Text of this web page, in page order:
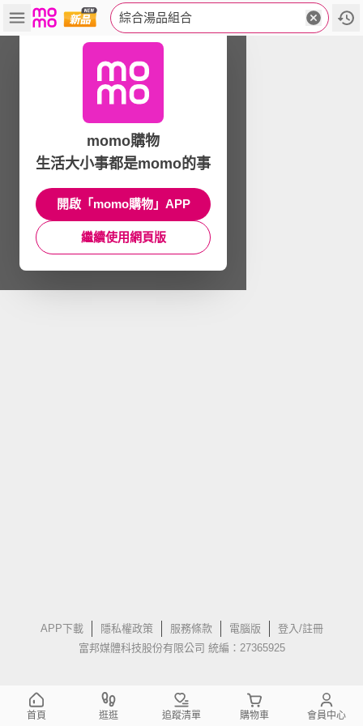
綜合湯品組合
APP下載 隱私權政策 服務條款 電腦版
登入/註冊
富邦媒體科技股份有限公司 統編：27365925
momo購物
生活大小事都是momo的事
開啟「momo購物」APP
繼續使用網頁版
首頁 逛逛 追蹤清單 購物車 會員中心